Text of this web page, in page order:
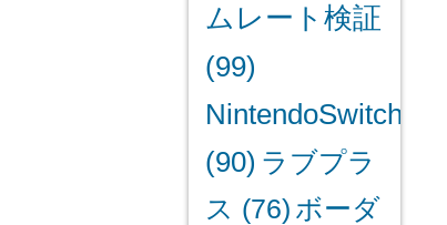
ムレート検証
(99)
NintendoSwitch
(90) ラブプラ
ス (76) ボーダ